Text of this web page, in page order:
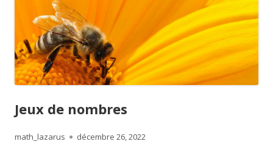
Jeux de nombres
Author
math_lazarus
Published
décembre 26, 2022